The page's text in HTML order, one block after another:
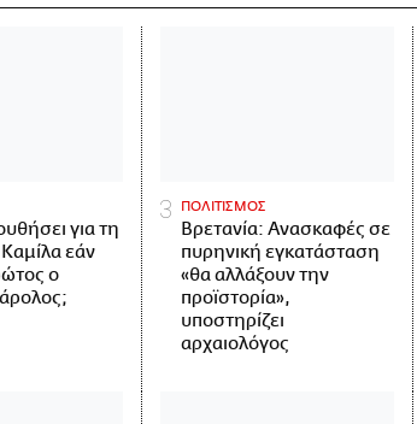
για τη
εάν
ο
ΠΟΛΙΤΙΣΜΟΣ
Βρετανία: Ανασκαφές σε
πυρηνική εγκατάσταση
«θα αλλάξουν την
προϊστορία»,
υποστηρίζει
αρχαιολόγος